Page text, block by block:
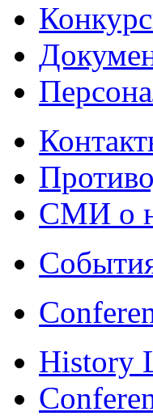
СМИ о
History